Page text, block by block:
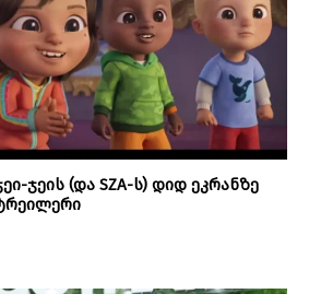
ჯეის (და SZA-ს) დიდ ეკრანზე